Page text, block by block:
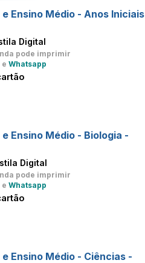
Ensino Médio - Anos Iniciais
Digital
pode imprimir
Whatsapp
Ensino Médio - Biologia -
Digital
pode imprimir
Whatsapp
Ensino Médio - Ciências -